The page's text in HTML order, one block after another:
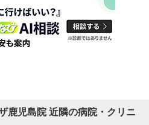
鹿児島院近隣の病院・クリニ